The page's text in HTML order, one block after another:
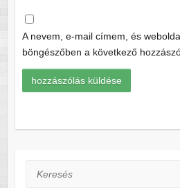
A nevem, e-mail címem, és
böngészőben a következő
Keresés